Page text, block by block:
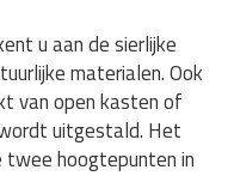
u aan de sierlijke
materialen. Ook
van open kasten of
uitgestald. Het
twee hoogtepunten in